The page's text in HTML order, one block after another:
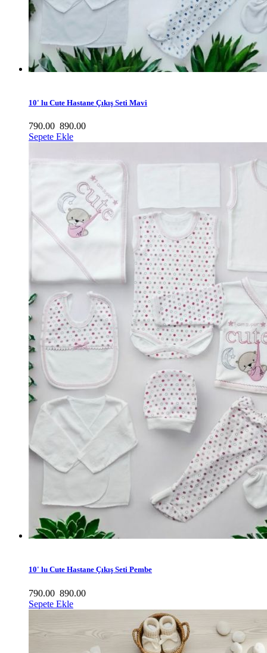
10' lu Cute Hastane Çıkış Seti Mavi
790.00 890.00
Sepete Ekle
10' lu Cute Hastane Çıkış Seti Pembe
790.00 890.00
Sepete Ekle